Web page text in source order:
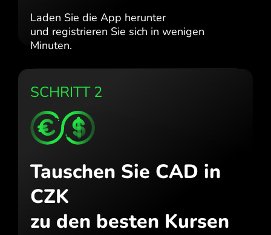
Laden Sie die App herunter
und registrieren Sie sich in wenigen
Minuten.
SCHRITT 2
Tauschen Sie CAD in
CZK
zu den besten Kursen